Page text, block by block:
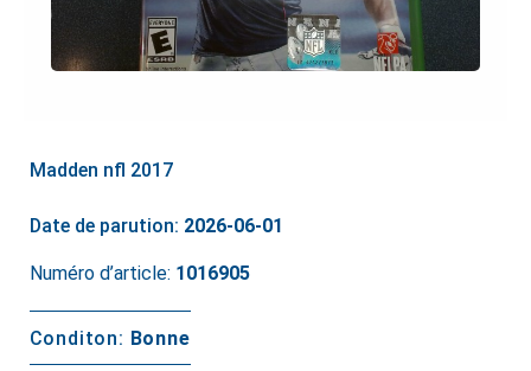
Madden nfl 2017
Date de parution: 2026-06-01
Numéro d’article: 1016905
Conditon: Bonne